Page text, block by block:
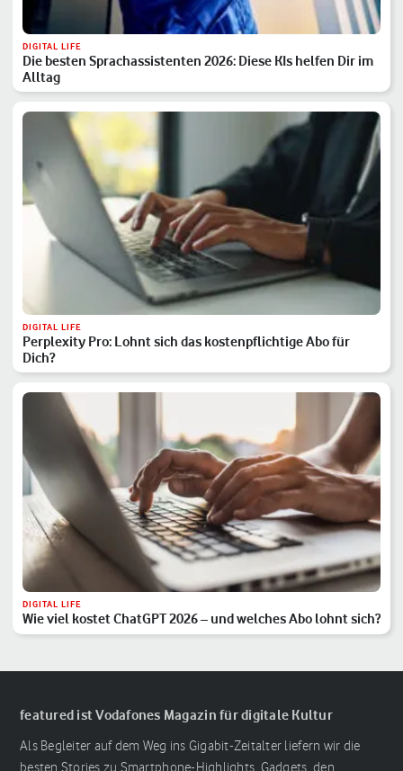
DIGITAL LIFE
Die besten Sprachassistenten 2026: Diese KIs helfen Dir im
Alltag
DIGITAL LIFE
Perplexity Pro: Lohnt sich das kostenpflichtige Abo für
Dich?
DIGITAL LIFE
Wie viel kostet ChatGPT 2026 – und welches Abo lohnt sich?
featured ist Vodafones Magazin für digitale Kultur
Als Begleiter auf dem Weg ins Gigabit-Zeitalter liefern wir die
besten Stories zu Smartphone-Highlights, Gadgets, den